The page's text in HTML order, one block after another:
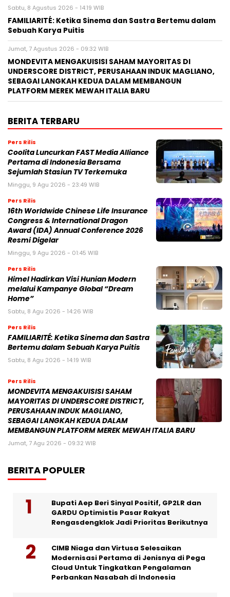
Sabtu, 8 Agustus 2026 - 14:19 WIB
FAMILIARITÉ: Ketika Sinema dan Sastra Bertemu dalam
Sebuah Karya Puitis
Jumat, 7 Agustus 2026 - 09:32 WIB
MONDEVITA MENGAKUISISI SAHAM MAYORITAS DI
UNDERSCORE DISTRICT, PERUSAHAAN INDUK MAGLIANO,
SEBAGAI LANGKAH KEDUA DALAM MEMBANGUN
PLATFORM MEREK MEWAH ITALIA BARU
BERITA TERBARU
Pers Rilis
Coolita Luncurkan FAST Media Alliance
Pertama di Indonesia Bersama
Sejumlah Stasiun TV Terkemuka
Minggu, 9 Agu 2026 - 23:49 WIB
Pers Rilis
16th Worldwide Chinese Life Insurance
Congress & International Dragon
Award (IDA) Annual Conference 2026
Resmi Digelar
Minggu, 9 Agu 2026 - 01:45 WIB
Pers Rilis
Himel Hadirkan Visi Hunian Modern
melalui Kampanye Global “Dream
Home”
Sabtu, 8 Agu 2026 - 14:26 WIB
Pers Rilis
FAMILIARITÉ: Ketika Sinema dan Sastra
Bertemu dalam Sebuah Karya Puitis
Sabtu, 8 Agu 2026 - 14:19 WIB
Pers Rilis
MONDEVITA MENGAKUISISI SAHAM
MAYORITAS DI UNDERSCORE DISTRICT,
PERUSAHAAN INDUK MAGLIANO,
SEBAGAI LANGKAH KEDUA DALAM
MEMBANGUN PLATFORM MEREK MEWAH ITALIA BARU
Jumat, 7 Agu 2026 - 09:32 WIB
BERITA POPULER
Bupati Aep Beri Sinyal Positif, GP2LR dan
GARDU Optimistis Pasar Rakyat
Rengasdengklok Jadi Prioritas Berikutnya
CIMB Niaga dan Virtusa Selesaikan
Modernisasi Pertama di Jenisnya di Pega
Cloud Untuk Tingkatkan Pengalaman
Perbankan Nasabah di Indonesia